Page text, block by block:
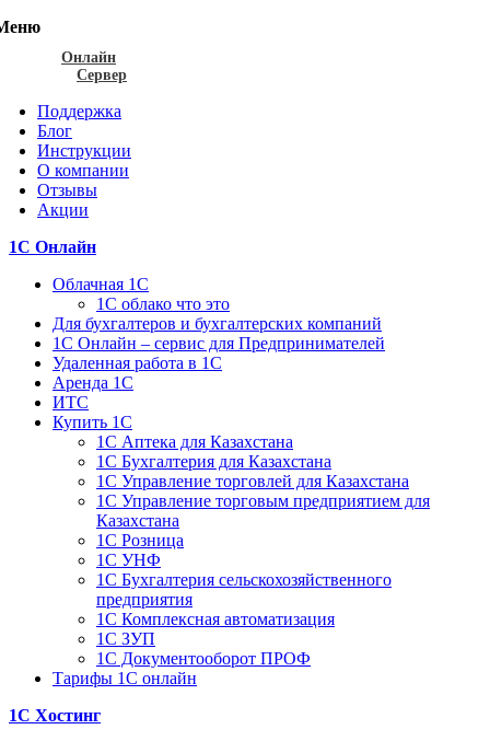
Онлайн
Сервер
Поддержка
Блог
Инструкции
О компании
Отзывы
Акции
1С Онлайн
Облачная 1С
1C облако что это
Для бухгалтеров и бухгалтерских компаний
1C Онлайн – сервис для Предпринимателей
Удаленная работа в 1С
Аренда 1С
ИТС
Купить 1С
1С Аптека для Казахстана
1С Бухгалтерия для Казахстана
1С Управление торговлей для Казахстана
1С Управление торговым предприятием для
Казахстана
1С Розница
1С УНФ
1С Бухгалтерия сельскохозяйственного
предприятия
1С Комплексная автоматизация
1С ЗУП
1С Документооборот ПРОФ
Тарифы 1С онлайн
1С Хостинг